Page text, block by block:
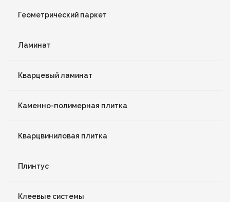
Геометрический паркет
Ламинат
Кварцевый ламинат
Каменно-полимерная плитка
Кварцвиниловая плитка
Плинтус
Клеевые системы